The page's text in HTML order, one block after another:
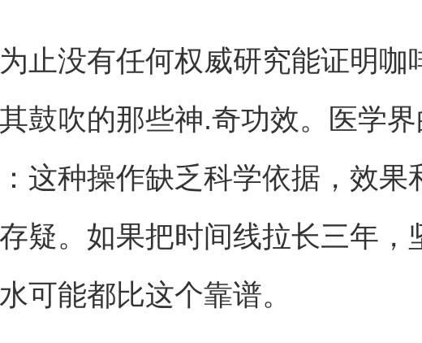
止没有任何权威研究能证明咖
鼓吹的那些神.奇功效。医学
这种操作缺乏科学依据，效果
疑。如果把时间线拉长三年，
可能都比这个靠谱。